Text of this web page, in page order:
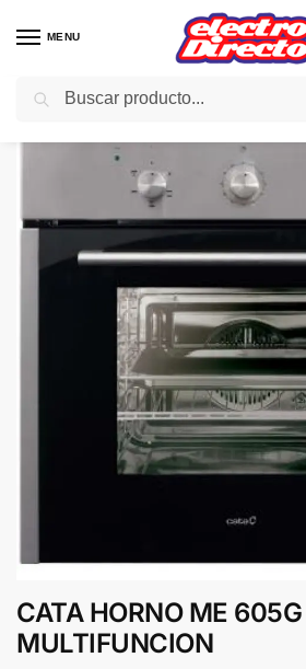
MENU
Inicio Gama blanca Hornos
CATA HORNO ME
MULTIFUNCION